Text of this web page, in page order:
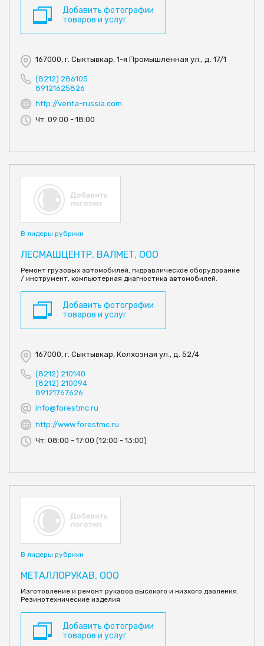
Добавить фотографии
товаров и услуг
167000, г. Сыктывкар, 1-я Промышленная ул., д. 17/1
(8212) 286105
89121625826
http://venta-russia.com
Чт: 09:00 - 18:00
В лидеры рубрики
ЛЕСМАШЦЕНТР, ВАЛМЕТ, ООО
Ремонт грузовых автомобилей, гидравлическое оборудование
/ инструмент, компьютерная диагностика автомобилей.
Добавить фотографии
товаров и услуг
167000, г. Сыктывкар, Колхозная ул., д. 52/4
(8212) 210140
(8212) 210094
89121767626
info@forestmc.ru
http://www.forestmc.ru
Чт: 08:00 - 17:00 (12:00 - 13:00)
В лидеры рубрики
МЕТАЛЛОРУКАВ, ООО
Изготовление и ремонт рукавов высокого и низкого давления.
Резинотехнические изделия
Добавить фотографии
товаров и услуг